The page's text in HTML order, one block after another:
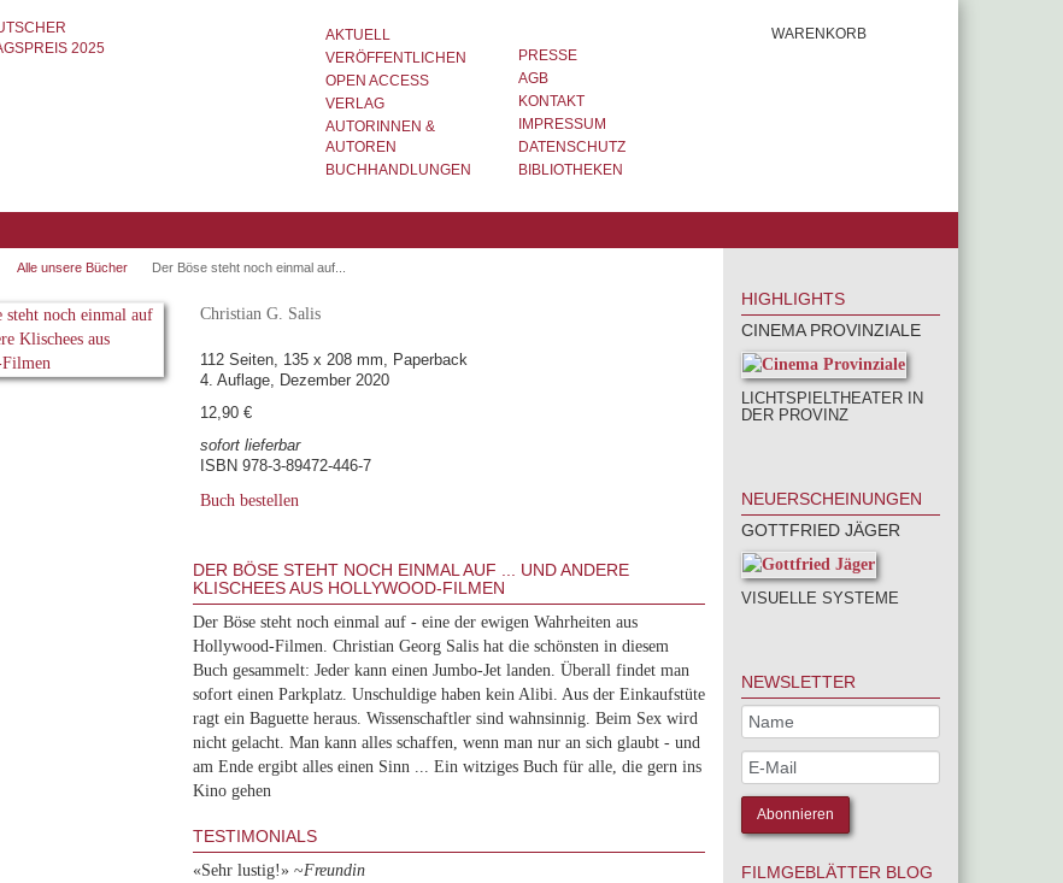
AKTUELL
VERÖFFENTLICHEN
OPEN ACCESS
VERLAG
AUTORINNEN &
AUTOREN
BUCHHANDLUNGEN
PRESSE
AGB
KONTAKT
IMPRESSUM
DATENSCHUTZ
BIBLIOTHEKEN
WARENKORB
Alle unsere Bücher Der Böse steht noch einmal auf...
Christian G. Salis
112 Seiten, 135 x 208 mm, Paperback
4. Auflage, Dezember 2020
12,90 €
sofort lieferbar
ISBN 978-3-89472-446-7
Buch bestellen
DER BÖSE STEHT NOCH EINMAL AUF ... UND ANDERE
KLISCHEES AUS HOLLYWOOD-FILMEN
Der Böse steht noch einmal auf - eine der ewigen Wahrheiten aus
Hollywood-Filmen. Christian Georg Salis hat die schönsten in diesem
Buch gesammelt: Jeder kann einen Jumbo-Jet landen. Überall findet man
sofort einen Parkplatz. Unschuldige haben kein Alibi. Aus der Einkaufstüte
ragt ein Baguette heraus. Wissenschaftler sind wahnsinnig. Beim Sex wird
nicht gelacht. Man kann alles schaffen, wenn man nur an sich glaubt - und
am Ende ergibt alles einen Sinn ... Ein witziges Buch für alle, die gern ins
Kino gehen
TESTIMONIALS
«Sehr lustig!» ~Freundin
HIGHLIGHTS
CINEMA PROVINZIALE
LICHTSPIELTHEATER IN
DER PROVINZ
NEUERSCHEINUNGEN
GOTTFRIED JÄGER
VISUELLE SYSTEME
NEWSLETTER
FILMGEBLÄTTER BLOG